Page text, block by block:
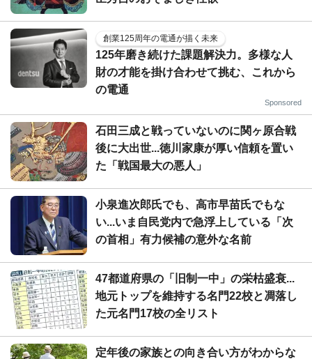
創業125周年の電通が描く未来
125年磨き続けた課題解決力。多様な人
財の才能を掛け合わせて挑む、これから
の電通
Sponsored
石田三成と戦っていないのに関ヶ原合戦
後に大出世...徳川家康が厚い信頼を置い
た「戦国最大の悪人」
小泉進次郎氏でも、高市早苗氏でもな
い...いま自民党内で急浮上している「次
の首相」有力候補の意外な名前
47都道府県の「旧制一中」の栄枯盛衰...
地元トップを維持する名門22校と凋落し
た元名門17校の全リスト
定年後の家族との向き合い方がわからな